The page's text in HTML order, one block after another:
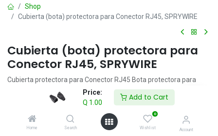
Price:
Q 1.00
Add to Cart
Home Search
0
Wishlist Account
Shop
Cubierta (bota) protectora para Conector RJ45, SPRYWIRE
Cubierta (bota) protectora para
Conector RJ45, SPRYWIRE
Cubierta protectora para Conector RJ45 Bota protectora para
conectores (plug) RJ45, en color negro. Útil para facilitar la
identificación de cables de red, voz y datos.
1.00 IVA incluido